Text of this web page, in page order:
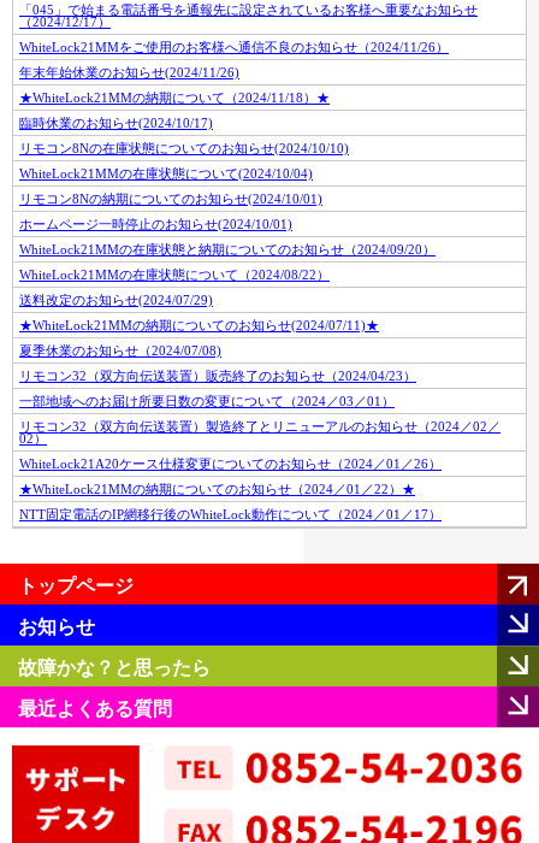
「045」で始まる電話番号を通報先に設定されているお客様へ重要なお知らせ
（2024/12/17）
WhiteLock21MMをご使用のお客様へ通信不良のお知らせ（2024/11/26）
年末年始休業のお知らせ(2024/11/26)
★WhiteLock21MMの納期について（2024/11/18）★
臨時休業のお知らせ(2024/10/17)
リモコン8Nの在庫状態についてのお知らせ(2024/10/10)
WhiteLock21MMの在庫状態について(2024/10/04)
リモコン8Nの納期についてのお知らせ(2024/10/01)
ホームページ一時停止のお知らせ(2024/10/01)
WhiteLock21MMの在庫状態と納期についてのお知らせ（2024/09/20）
WhiteLock21MMの在庫状態について（2024/08/22）
送料改定のお知らせ(2024/07/29)
★WhiteLock21MMの納期についてのお知らせ(2024/07/11)★
夏季休業のお知らせ（2024/07/08)
リモコン32（双方向伝送装置）販売終了のお知らせ（2024/04/23）
一部地域へのお届け所要日数の変更について（2024／03／01）
リモコン32（双方向伝送装置）製造終了とリニューアルのお知らせ（2024／02／
02）
WhiteLock21A20ケース仕様変更についてのお知らせ（2024／01／26）
★WhiteLock21MMの納期についてのお知らせ（2024／01／22）★
NTT固定電話のIP網移行後のWhiteLock動作について（2024／01／17）
トップページ
お知らせ
故障かな？と思ったら
最近よくある質問